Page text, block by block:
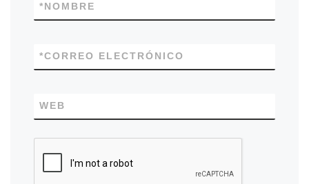
NOMBRE
*
CORREO ELECTRÓNICO
*
WEB